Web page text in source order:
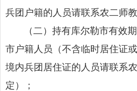
兵团户籍的人员请联系农二师
（二）持有库尔勒市有效
市户籍人员（不含临时居住证
境内兵团居住证的人员请联系
定）；